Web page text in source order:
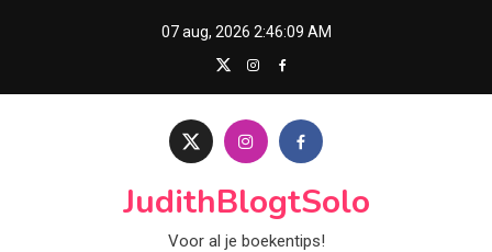
07 aug, 2026 2:46:10 AM
JudithBlogtSolo
Voor al je boekentips!